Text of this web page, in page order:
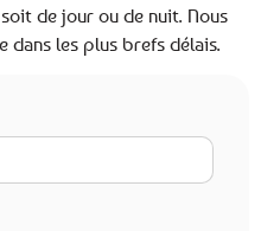
de jour ou de nuit. Nous
dans les plus brefs délais.